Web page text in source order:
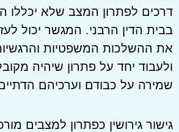
דרכים לפתרון המצב שלא יכללו
בבית הדין הרבני. המגשר יכול
את ההשלכות המשפטיות
ולעבוד יחד על פתרון שיהיה
שמירה על כבודם וערכיהם
גישור גירושין כפתרון למצבים